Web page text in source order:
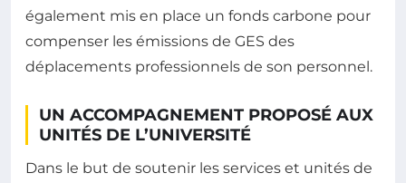
également mis en place un fonds carbone pour
compenser les émissions de GES des
déplacements professionnels de son personnel.
UN ACCOMPAGNEMENT PROPOSÉ AUX
UNITÉS DE L’UNIVERSITÉ
Dans le but de soutenir les services et unités de